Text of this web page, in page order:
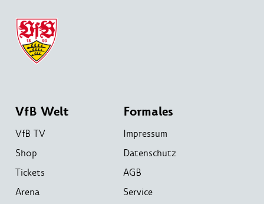
VfB Welt
VfB TV
Shop
Tickets
Arena
Formales
Impressum
Datenschutz
AGB
Service